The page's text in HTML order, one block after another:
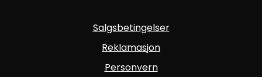
Salgsbetingelser
Reklamasjon
Personvern